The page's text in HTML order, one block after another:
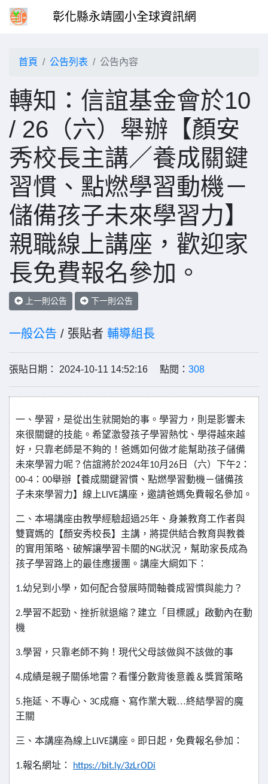
彰化縣永靖國小全球資訊網
首頁 公告列表 公告內容
轉知：信誼基金會於10
/ 26（六）舉辦【顏安
秀校長主講／養成關鍵
習慣、點燃學習動機－
儲備孩子未來學習力】
親職線上講座，歡迎家
長免費報名參加。
上一則公告 下一則公告
一般公告 / 張貼者 輔導組長
張貼日期： 2024-10-11 14:52:16 點閱： 308
一、學習，是從出生就開始的事。學習力，則是影響未
來很關鍵的技能。希望激發孩子學習熱忱、學得越來越
好，只靠老師是不夠的！爸媽如何做才能幫助孩子儲備
未來學習力呢？信誼將於2024年10月 26 日（六）下午2 ：
00-4 ： 00舉辦【養成關鍵習慣、點燃學習動機－儲備孩
子未來學習力】線上 LIVE講座，邀請爸媽免費報名參加。
二、本場講座由教學經驗超過25年、身兼教育工作者與
雙寶媽的【顏安秀校長】主講，將提供結合教育與教養
的實用策略、破解讓學習卡關的NG狀況，幫助家長成為
孩子學習路上的最佳應援團。講座大綱如下：
1.幼兒到小學，如何配合發展時間軸養成習慣與能力？
2.學習不起勁、挫折就退縮？建立「目標感」啟動內在動
機
3.學習，只靠老師不夠！現代父母該做與不該做的事
4.成績是親子關係地雷？看懂分數背後意義＆獎賞策略
5.拖延、不專心、 3C成癮、寫作業大戰…終結學習的魔
王關
三、本講座為線上 LIVE講座。即日起，免費報名參加：
1.報名網址： https://bit.ly/3zLrODi